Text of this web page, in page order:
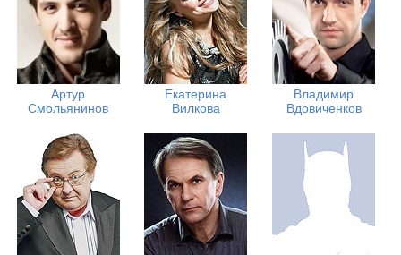
Артур
Смольянинов
Екатерина
Вилкова
Владимир
Вдовиченков